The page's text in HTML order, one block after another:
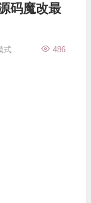
码魔改最
486
式